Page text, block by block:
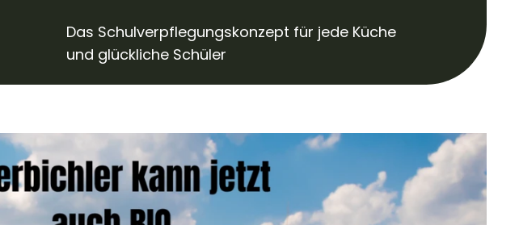
Das Schulverpflegungskonzept für jede Küche
und glückliche Schüler